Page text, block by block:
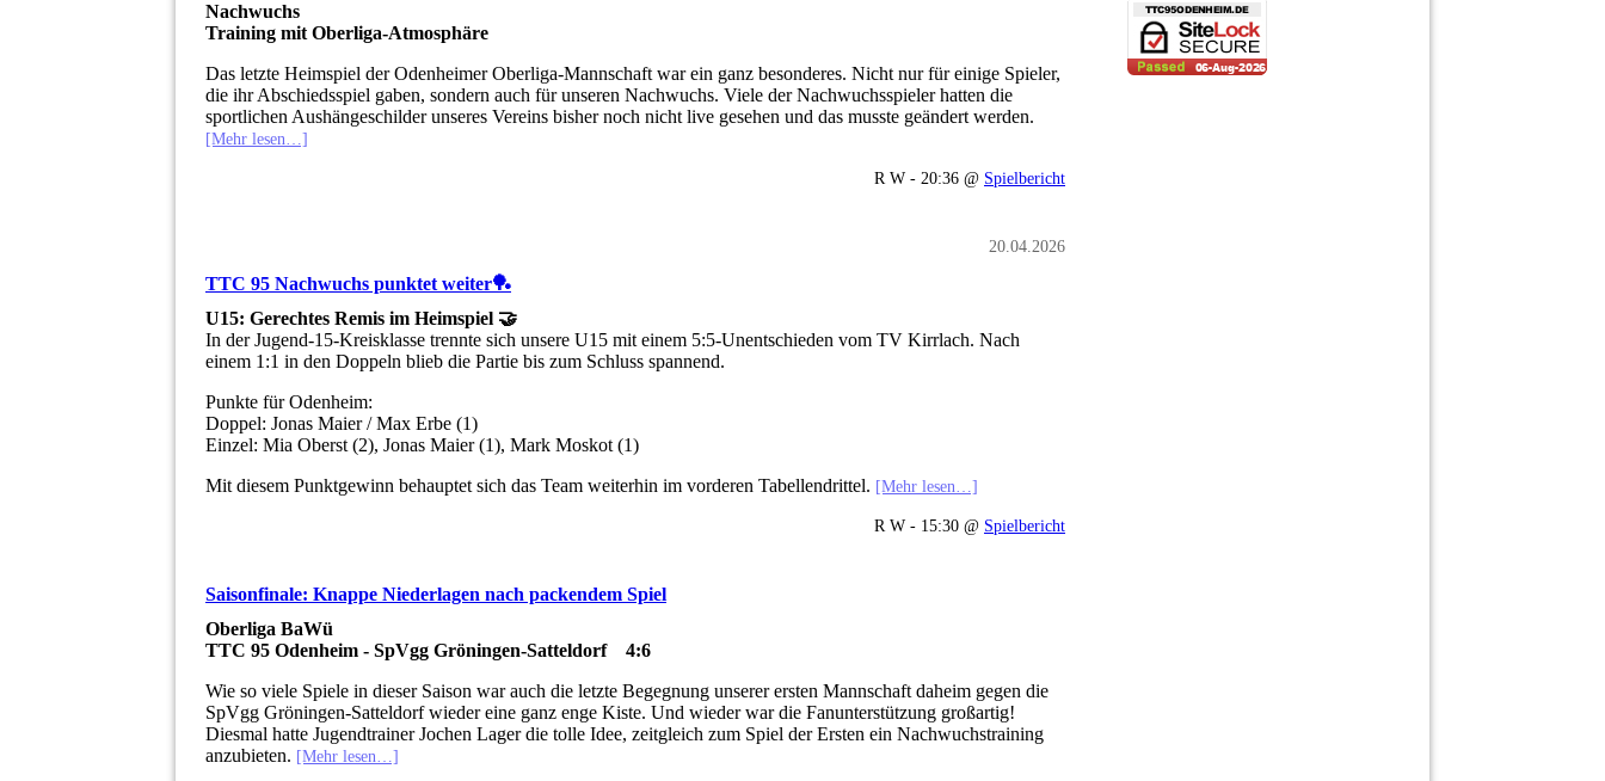
Nachwuchs
Training mit Oberliga-Atmosphäre
Das letzte Heimspiel der Odenheimer Oberliga-Mannschaft war ein ganz besonderes. Nicht nur für einige Spieler,
die ihr Abschiedsspiel gaben, sondern auch für unseren Nachwuchs. Viele der Nachwuchsspieler hatten die
sportlichen Aushängeschilder unseres Vereins bisher noch nicht live gesehen und das musste geändert werden.
[Mehr lesen…]
R W - 20:36 @ Spielbericht
20.04.2026
TTC 95 Nachwuchs punktet weiter🏓
U15: Gerechtes Remis im Heimspiel 🤝
In der Jugend-15-Kreisklasse trennte sich unsere U15 mit einem 5:5-Unentschieden vom TV Kirrlach. Nach
einem 1:1 in den Doppeln blieb die Partie bis zum Schluss spannend.
Punkte für Odenheim:
Doppel: Jonas Maier / Max Erbe (1)
Einzel: Mia Oberst (2), Jonas Maier (1), Mark Moskot (1)
Mit diesem Punktgewinn behauptet sich das Team weiterhin im vorderen Tabellendrittel. [Mehr lesen…]
R W - 15:30 @ Spielbericht
Saisonfinale: Knappe Niederlagen nach packendem Spiel
Oberliga BaWü
TTC 95 Odenheim - SpVgg Gröningen-Satteldorf 4:6
Wie so viele Spiele in dieser Saison war auch die letzte Begegnung unserer ersten Mannschaft daheim gegen die
SpVgg Gröningen-Satteldorf wieder eine ganz enge Kiste. Und wieder war die Fanunterstützung großartig!
Diesmal hatte Jugendtrainer Jochen Lager die tolle Idee, zeitgleich zum Spiel der Ersten ein Nachwuchstraining
anzubieten. [Mehr lesen…]